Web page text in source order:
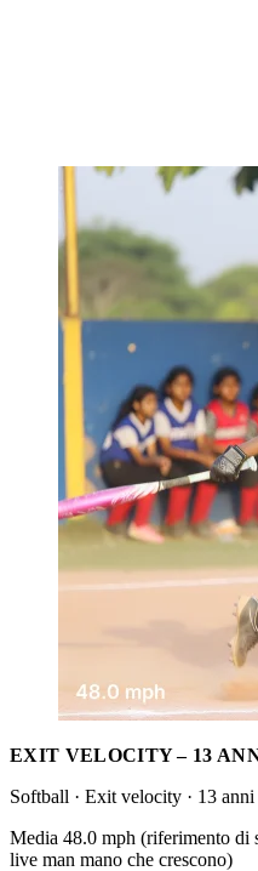
EXIT VELOCITY – 13
Softball · Exit velocity · 13 anni
Media 48.0 mph (riferimento di
live man mano che crescono)